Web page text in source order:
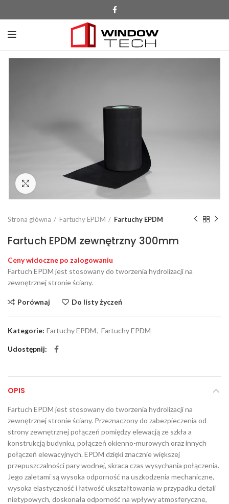
Click to enlarge
Strona główna Fartuchy EPDM Fartuchy EPDM
Fartuch EPDM zewnętrzny 300mm
Ceny widoczne po zalogowaniu
Fartuch EPDM jest stosowany do tworzenia hydrolizacji na
zewnętrznej stronie ściany.
Porównaj Do listy życzeń
Kategorie: Fartuchy EPDM, Fartuchy EPDM
Udostępnij
OPIS
Fartuch EPDM jest stosowany do tworzenia hydrolizacji na
zewnętrznej stronie ściany. Przeznaczony do zabezpieczenia od
strony zewnętrznej połączeń pomiędzy elewacją ze szkła a
konstrukcją budynku, połączeń okienno-murowych oraz innych
połączeń elewacyjnych. EPDM dzięki znacznie większej
przepuszczalności pary wodnej, skraca czas wysychania połączenia.
Jego zaletami są wysoka odporność na uszkodzenia mechaniczne,
wysoka elastyczność i łatwość ukształtowania w przypadku detali
nietypowych, doskonała odporność na wpływy atmosferyczne,